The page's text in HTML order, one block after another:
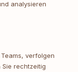
analysieren
verfolgen
rechtzeitig